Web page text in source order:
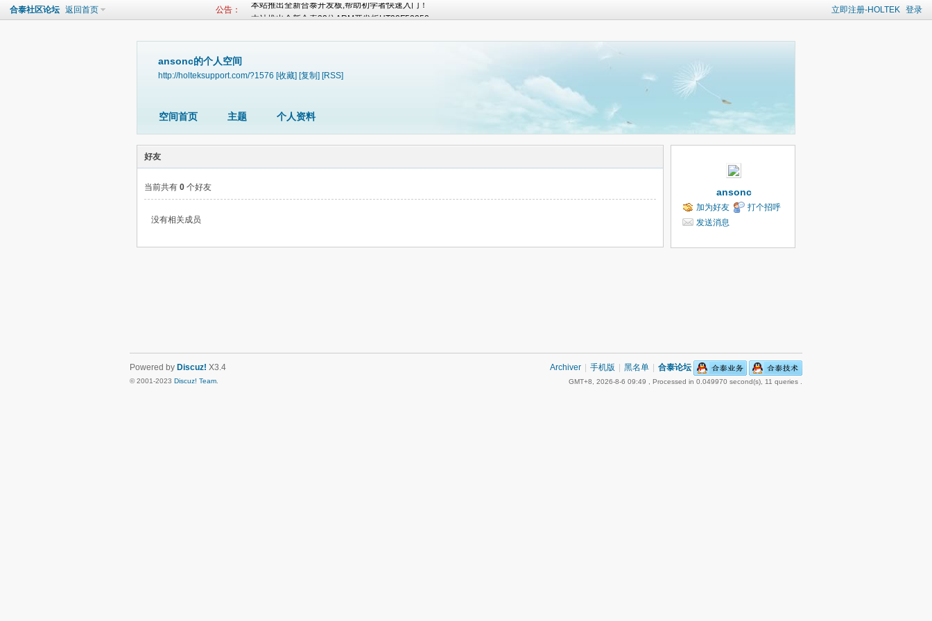
立即注册-HOLTEK 登录
合泰社区论坛 返回首页
ansonc的个人空间
http://holteksupport.com/?1576 [收藏] [复制] [RSS]
空间首页 主题 个人资料
好友
当前共有 0 个好友
没有相关成员
ansonc
加为好友
打个招呼
发送消息
公告：
本站推出全新合泰32位ARM开发板HT32F52352
本站推出全新合泰32位ARM开发板HT32F52352
本站推出全新合泰32位ARM开发板HT32F52352
Archiver 手机版 黑名单 合泰论坛
GMT+8, 2026-8-6 09:49 , Processed in 0.049970 second(s), 11 queries .
Powered by Discuz! X3.4
© 2001-2023 Discuz! Team